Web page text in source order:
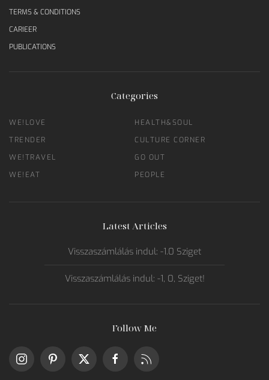
TERMS & CONDITIONS
CARIEER
PUBLICATIONS
Categories
WE!LOVE
TRENDER
WE!TRAVEL
WE!EAT
HEALTH&SOUL
CULTURE CORNER
GO OUT
PEOPLE
Latest Articles
Visszaszámlálás indul: -1.0 Sziget
Visszaszámlálás indul: -1, 0, Sziget!
Follow Me